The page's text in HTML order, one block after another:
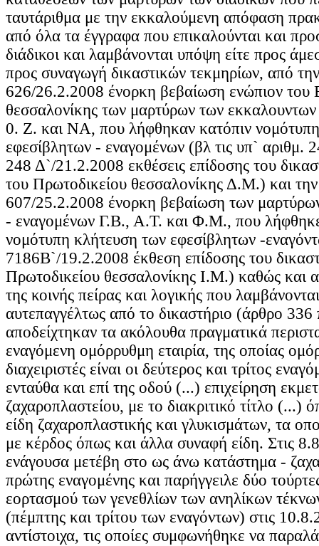
ταυτάριθμα με την εκκαλούμενη απόφαση
από όλα τα έγγραφα που επικαλούνται και
διάδικοι και λαμβάνονται υπόψη είτε προς
προς συναγωγή δικαστικών τεκμηρίων, από
626/26.2.2008 ένορκη βεβαίωση ενώπιον του
θεσσαλονίκης των μαρτύρων των
0. Ζ. και ΝΑ, που λήφθηκαν κατόπιν
εφεσίβλητων - εναγομένων (βλ τις υπ` αριθμ.
248 Δ`/21.2.2008 εκθέσεις επίδοσης του
του Πρωτοδικείου θεσσαλονίκης Δ.Μ.) και
607/25.2.2008 ένορκη βεβαίωση των
- εναγομένων Γ.Β., Α.Τ. και Φ.Μ., που
νομότυπη κλήτευση των εφεσίβλητων -
7186Β`/19.2.2008 έκθεση επίδοσης του
Πρωτοδικείου θεσσαλονίκης Ι.Μ.) καθώς και
της κοινής πείρας και λογικής που
αυτεπαγγέλτως από το δικαστήριο (άρθρο
αποδείχτηκαν τα ακόλουθα πραγματικά
εναγόμενη ομόρρυθμη εταιρία, της οποίας
διαχειριστές είναι οι δεύτερος και τρίτος
ενταύθα και επί της οδού (...) επιχείρηση
ζαχαροπλαστείου, με το διακριτικό τίτλο (...)
είδη ζαχαροπλαστικής και γλυκισμάτων, τα
με κέρδος όπως και άλλα συναφή είδη. Στις
ενάγουσα μετέβη στο ως άνω κατάστημα -
πρώτης εναγομένης και παρήγγειλε δύο
εορτασμού των γενεθλίων των ανηλίκων
(πέμπτης και τρίτου των εναγόντων) στις
αντίστοιχα, τις οποίες συμφωνήθηκε να